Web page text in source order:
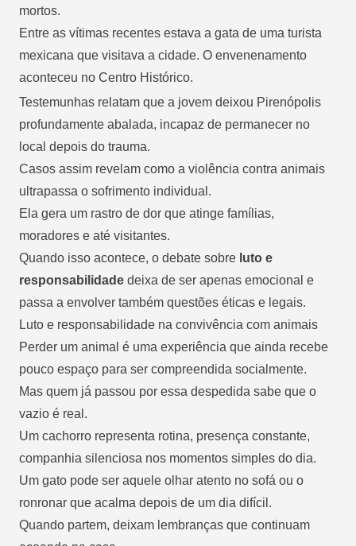
mortos.
Entre as vítimas recentes estava a gata de uma turista
mexicana que visitava a cidade. O envenenamento
aconteceu no Centro Histórico.
Testemunhas relatam que a jovem deixou Pirenópolis
profundamente abalada, incapaz de permanecer no
local depois do trauma.
Casos assim revelam como a violência contra animais
ultrapassa o sofrimento individual.
Ela gera um rastro de dor que atinge famílias,
moradores e até visitantes.
Quando isso acontece, o debate sobre luto e
responsabilidade deixa de ser apenas emocional e
passa a envolver também questões éticas e legais.
Luto e responsabilidade na convivência com animais
Perder um animal é uma experiência que ainda recebe
pouco espaço para ser compreendida socialmente.
Mas quem já passou por essa despedida sabe que o
vazio é real.
Um cachorro representa rotina, presença constante,
companhia silenciosa nos momentos simples do dia.
Um gato pode ser aquele olhar atento no sofá ou o
ronronar que acalma depois de um dia difícil.
Quando partem, deixam lembranças que continuam